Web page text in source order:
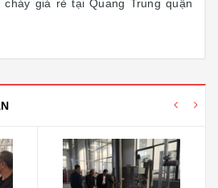
giá rẻ tại Quang Trung quận